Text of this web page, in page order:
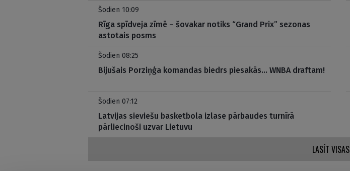
Šodien 10:09
Rīga spīdveja zīmē – šovakar notiks “Grand Prix” sezonas
astotais posms
Šodien 08:25
Bijušais Porziņģa komandas biedrs piesakās… WNBA draftam!
Šodien 07:12
Latvijas sieviešu basketbola izlase pārbaudes turnīrā
pārliecinoši uzvar Lietuvu
LASĪT VISAS